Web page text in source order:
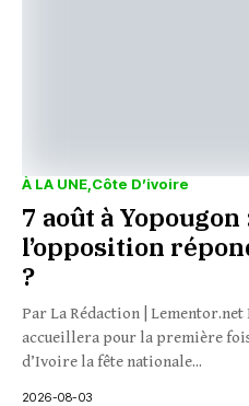
À LA UNE Côte D’ivoire
7 août à Yopougon
l’opposition
?
Par La Rédaction |
accueillera pour la première
d’Ivoire la fête nationale...
2026-08-03